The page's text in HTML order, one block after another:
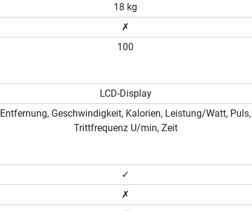
18 kg
✗
100
LCD-Display
Entfernung, Geschwindigkeit, Kalorien, Leistung/Watt, Puls,
Trittfrequenz U/min, Zeit
✓
✗